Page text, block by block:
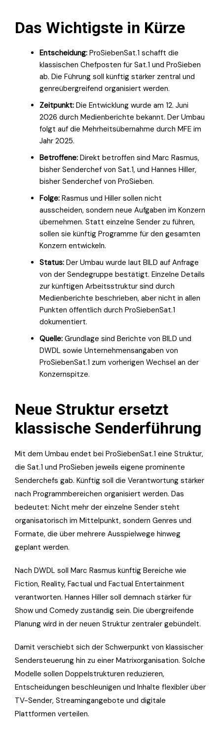
Das Wichtigste in Kürze
Entscheidung: ProSiebenSat.1 schafft die
klassischen Chefposten für Sat.1 und ProSieben
ab. Die Führung soll künftig stärker zentral und
genreübergreifend organisiert werden.
Zeitpunkt: Die Entwicklung wurde am 12. Juni
2026 durch Medienberichte bekannt. Der Umbau
folgt auf die Mehrheitsübernahme durch MFE im
Jahr 2025.
Betroffene: Direkt betroffen sind Marc Rasmus,
bisher Senderchef von Sat.1, und Hannes Hiller,
bisher Senderchef von ProSieben.
Folge: Rasmus und Hiller sollen nicht
ausscheiden, sondern neue Aufgaben im Konzern
übernehmen. Statt einzelne Sender zu führen,
sollen sie künftig Programme für den gesamten
Konzern entwickeln.
Status: Der Umbau wurde laut BILD auf Anfrage
von der Sendegruppe bestätigt. Einzelne Details
zur künftigen Arbeitsstruktur sind durch
Medienberichte beschrieben, aber nicht in allen
Punkten öffentlich durch ProSiebenSat.1
dokumentiert.
Quelle: Grundlage sind Berichte von BILD und
DWDL sowie Unternehmensangaben von
ProSiebenSat.1 zum vorherigen Wechsel an der
Konzernspitze.
Neue Struktur ersetzt
klassische Senderführung
Mit dem Umbau endet bei ProSiebenSat.1 eine Struktur,
die Sat.1 und ProSieben jeweils eigene prominente
Senderchefs gab. Künftig soll die Verantwortung stärker
nach Programmbereichen organisiert werden. Das
bedeutet: Nicht mehr der einzelne Sender steht
organisatorisch im Mittelpunkt, sondern Genres und
Formate, die über mehrere Ausspielwege hinweg
geplant werden.
Nach DWDL soll Marc Rasmus künftig Bereiche wie
Fiction, Reality, Factual und Factual Entertainment
verantworten. Hannes Hiller soll demnach stärker für
Show und Comedy zuständig sein. Die übergreifende
Planung wird in der neuen Struktur zentraler gebündelt.
Damit verschiebt sich der Schwerpunkt von klassischer
Sendersteuerung hin zu einer Matrixorganisation. Solche
Modelle sollen Doppelstrukturen reduzieren,
Entscheidungen beschleunigen und Inhalte flexibler über
TV-Sender, Streamingangebote und digitale
Plattformen verteilen.